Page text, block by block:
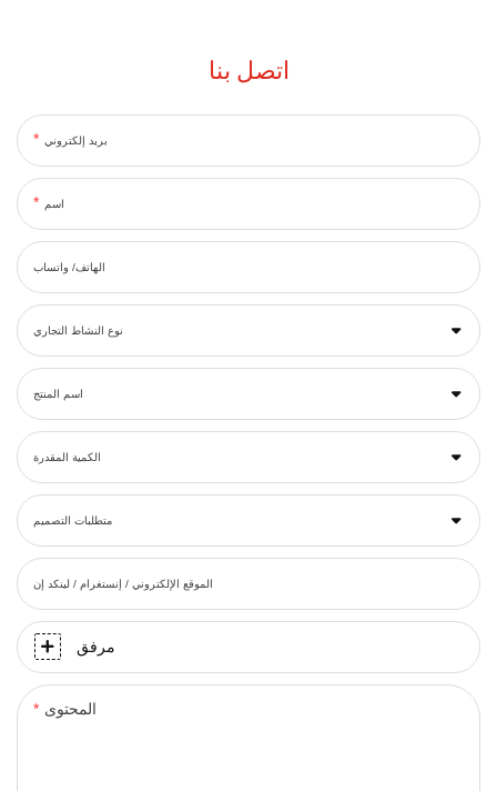
اتصل بنا
بريد إلكتروني
اسم
الهاتف/ واتساب
نوع النشاط التجاري
اسم المنتج
الكمية المقدرة
متطلبات التصميم
الموقع الإلكتروني / إنستغرام / لينكد إن
مرفق
المحتوى